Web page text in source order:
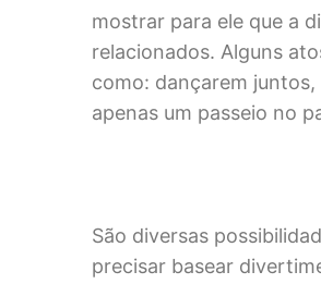
mostrar para ele que a
relacionados. Alguns
como: dançarem
apenas um passeio no
São diversas
precisar basear